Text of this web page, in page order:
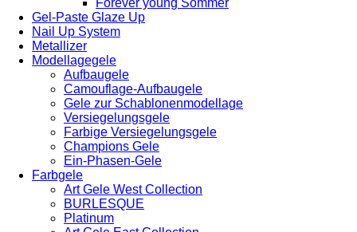
Gel-Paste Glaze Up
Nail Up System
Metallizer
Modellagegele
Aufbaugele
Camouflage-Aufbaugele
Gele zur Schablonenmodellage
Versiegelungsgele
Farbige Versiegelungsgele
Champions Gele
Ein-Phasen-Gele
Farbgele
Art Gele West Collection
BURLESQUE
Platinum